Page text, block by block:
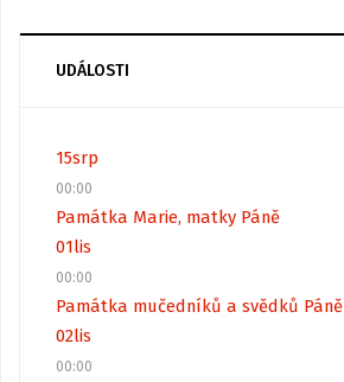
UDÁLOSTI
15srp
00:00
Památka Marie, matky Páně
01lis
00:00
Památka mučedníků a svědků Páně
02lis
00:00